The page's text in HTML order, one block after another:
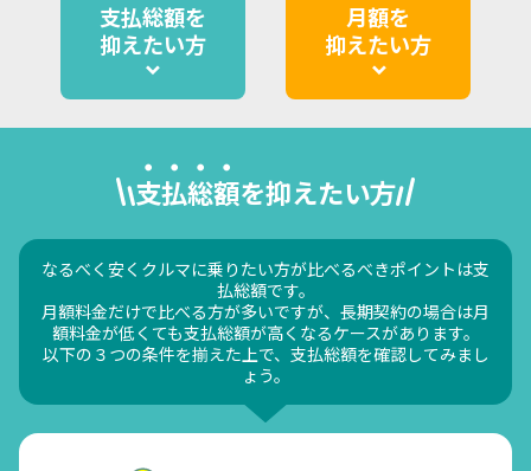
支払総額を
抑えたい方
月額を
抑えたい方
支払総額を抑えたい方
なるべく安くクルマに乗りたい方が比べるべきポイントは支
払総額です。
月額料金だけで比べる方が多いですが、長期契約の場合は月
額料金が低くても支払総額が高くなるケースがあります。
以下の３つの条件を揃えた上で、支払総額を確認してみまし
ょう。